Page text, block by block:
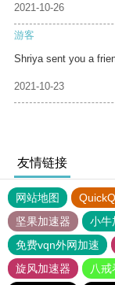
2021-10-26
游客
Shriya sent you a
2021-10-23
友情链接
网站地图 QuickQ
坚果加速器
小牛
免费vqn外网加速
旋风加速器
八戒